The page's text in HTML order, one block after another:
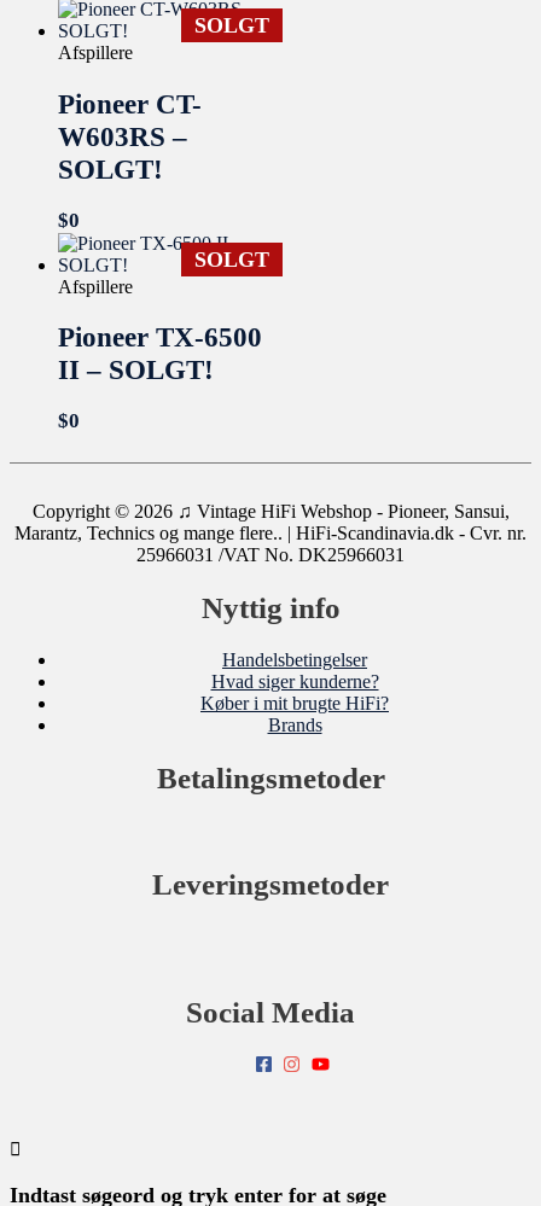
SOLGT
Afspillere
Pioneer CT-
W603RS –
SOLGT!
$0
SOLGT
Afspillere
Pioneer TX-6500
II – SOLGT!
$0
Copyright © 2026 ♫ Vintage HiFi Webshop - Pioneer, Sansui,
Marantz, Technics og mange flere.. | HiFi-Scandinavia.dk - Cvr. nr.
25966031 /VAT No. DK25966031
Nyttig info
Handelsbetingelser
Hvad siger kunderne?
Køber i mit brugte HiFi?
Brands
Betalingsmetoder
Leveringsmetoder
Social Media
Indtast søgeord og tryk enter for at søge